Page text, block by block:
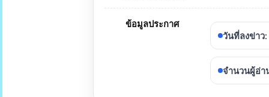
ข้อมูลประกาศ
วันที่ลงข่าว
จำนวนผู้อ่า